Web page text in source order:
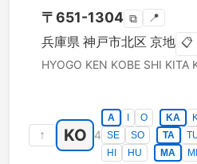
〒651-1304 ⧉ 📍
兵庫県 神戸市北区 京地 📋
HYOGO KEN KOBE SHI KITA
↑ KO 4
A O KA
SE
SO TA
HI
HU MA MI